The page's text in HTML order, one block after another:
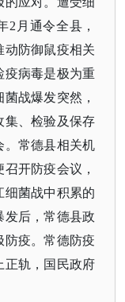
2月通令全县，
动防御鼠疫相关
疫病毒是极为重
战爆发突然，
集、检验及保存
。常德县相关机
开防疫会议，
细菌战中积累的
发后，常德县政
防疫。常德防疫
正轨，国民政府